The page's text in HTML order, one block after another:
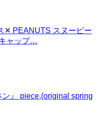
✕ PEANUTS スヌーピー
ャップ…
』 piece,(original spring